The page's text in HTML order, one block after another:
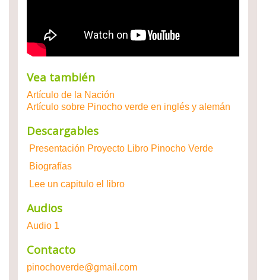
Vea también
Artículo de la Nación
Artículo sobre Pinocho verde en inglés y alemán
Descargables
Presentación Proyecto Libro Pinocho Verde
Biografías
Lee un capitulo el libro
Audios
Audio 1
Contacto
pinochoverde@gmail.com